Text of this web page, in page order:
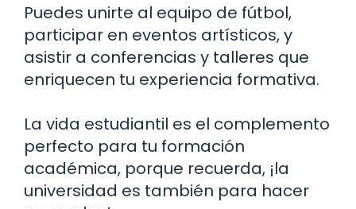
Puedes unirte al equipo de fútbol,
participar en eventos artísticos, y
asistir a conferencias y talleres que
enriquecen tu experiencia formativa.
La vida estudiantil es el complemento
perfecto para tu formación
académica, porque recuerda, ¡la
universidad es también para hacer